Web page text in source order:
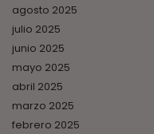
agosto 2025
julio 2025
junio 2025
mayo 2025
abril 2025
marzo 2025
febrero 2025